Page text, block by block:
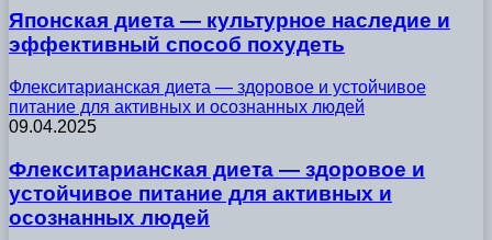
Японская диета — культурное наследие и
эффективный способ похудеть
Флекситарианская диета — здоровое и устойчивое
питание для активных и осознанных людей
09.04.2025
Флекситарианская диета — здоровое и
устойчивое питание для активных и
осознанных людей